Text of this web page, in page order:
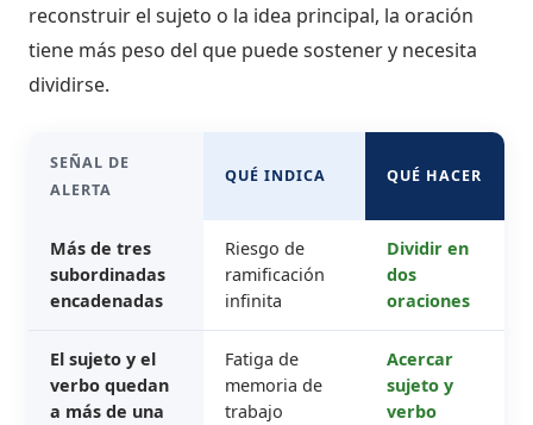
reconstruir el sujeto o la idea principal, la oración
tiene más peso del que puede sostener y necesita
dividirse.
SEÑAL DE
ALERTA
QUÉ INDICA QUÉ HACER
Más de tres
subordinadas
encadenadas
Riesgo de
ramificación
infinita
Dividir en
dos
oraciones
El sujeto y el
verbo quedan
a más de una
Fatiga de
memoria de
trabajo
Acercar
sujeto y
verbo